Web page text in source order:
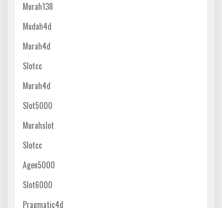
Murah138
Mudah4d
Murah4d
Slotcc
Murah4d
Slot5000
Murahslot
Slotcc
Agen5000
Slot6000
Pragmatic4d